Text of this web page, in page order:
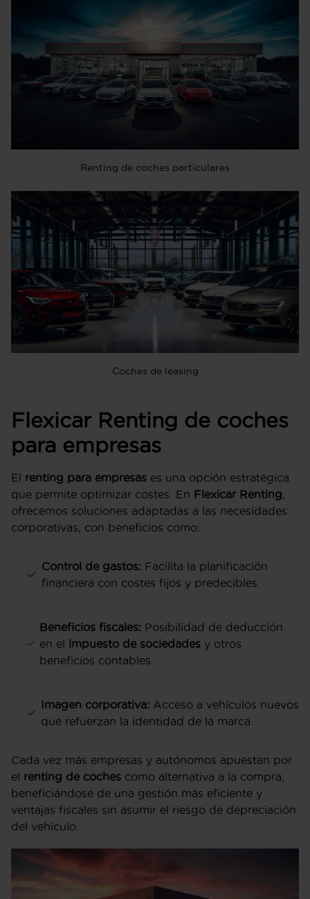
Renting de coches particulares
Coches de leasing
Flexicar Renting de coches
para empresas
El renting para empresas es una opción estratégica
que permite optimizar costes. En Flexicar Renting,
ofrecemos soluciones adaptadas a las necesidades
corporativas, con beneficios como:
Control de gastos:Facilita la planificación
financiera con costes fijos y predecibles.
Beneficios fiscales: Posibilidad de deducción
en el impuesto de sociedades y otros
beneficios contables.
Imagen corporativa:Acceso a vehículos nuevos
que refuerzan la identidad de la marca.
Cada vez más empresas y autónomos apuestan por
el renting de coches como alternativa a la compra,
beneficiándose de una gestión más eficiente y
ventajas fiscales sin asumir el riesgo de depreciación
del vehículo.